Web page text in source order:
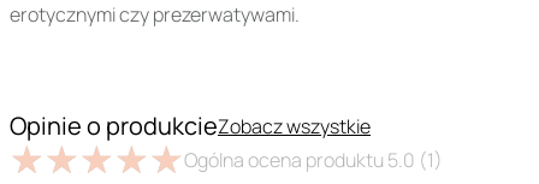
erotycznymi czy prezerwatywami.
Opinie o produkcieZobacz wszystkie
★★★★★
★★★★★Ogólna ocena produktu 5.0 (1)